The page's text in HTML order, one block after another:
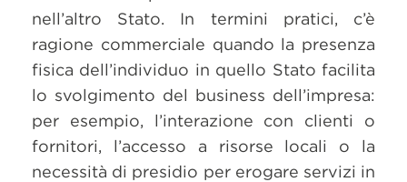
nell’altro Stato. In termini pratici, c’è
ragione commerciale quando la presenza
fisica dell’individuo in quello Stato facilita
lo svolgimento del business dell’impresa:
per esempio, l’interazione con clienti o
fornitori, l’accesso a risorse locali o la
necessità di presidio per erogare servizi in